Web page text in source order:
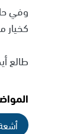
وفي
طالع